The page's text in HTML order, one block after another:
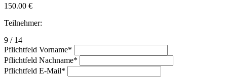
150.00 €
Teilnehmer:
9 / 14
Pflichtfeld Vorname*
Pflichtfeld Nachname*
Pflichtfeld E-Mail*